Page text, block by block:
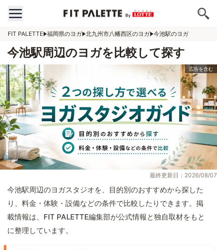
FIT PALETTE 福岡県のヨガ 北九州市八幡西区のヨガ 今池駅のヨガ
今池駅周辺のヨガを比較して探す
最終更新日：2026/08/07
今池駅周辺のヨガスタジオを、目的別のおすすめから探した
り、料金・体験・設備などの条件で比較したりできます。掲
載情報は、FIT PALETTE編集部が公式情報と独自取材をもと
に整理しています。